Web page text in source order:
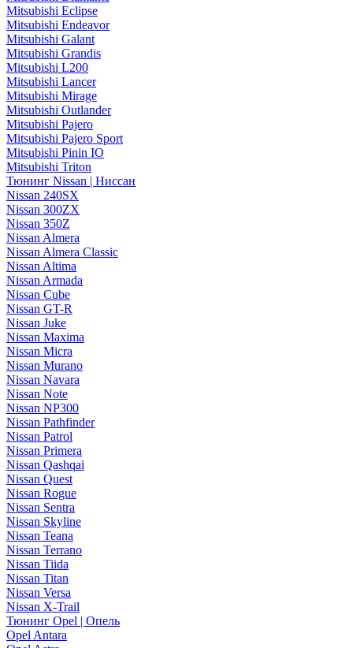
Mitsubishi Eclipse
Mitsubishi Endeavor
Mitsubishi Galant
Mitsubishi Grandis
Mitsubishi L200
Mitsubishi Lancer
Mitsubishi Mirage
Mitsubishi Outlander
Mitsubishi Pajero
Mitsubishi Pajero Sport
Mitsubishi Pinin IO
Mitsubishi Triton
Тюнинг Nissan | Ниссан
Nissan 240SX
Nissan 300ZX
Nissan 350Z
Nissan Almera
Nissan Almera Classic
Nissan Altima
Nissan Armada
Nissan Cube
Nissan GT-R
Nissan Juke
Nissan Maxima
Nissan Micra
Nissan Murano
Nissan Navara
Nissan Note
Nissan NP300
Nissan Pathfinder
Nissan Patrol
Nissan Primera
Nissan Qashqai
Nissan Quest
Nissan Rogue
Nissan Sentra
Nissan Skyline
Nissan Teana
Nissan Terrano
Nissan Tiida
Nissan Titan
Nissan Versa
Nissan X-Trail
Тюнинг Opel | Опель
Opel Antara